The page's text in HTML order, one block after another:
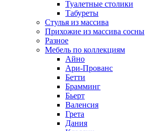
Туалетные столики
Табуреты
Стулья из массива
Прихожие из массива сосны
Разное
Мебель по коллекциям
Айно
Ари-Прованс
Бетти
Брамминг
Бьерт
Валенсия
Грета
Дания